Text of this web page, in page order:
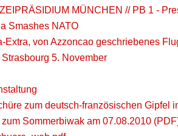
MÜNCHEN // PB 1 -
Smashes NATO
Extra, von Azzoncao geschriebenes
Strasbourg 5. November
zum deutsch-französischen Gipfel
zum Sommerbiwak am 07.08.2010